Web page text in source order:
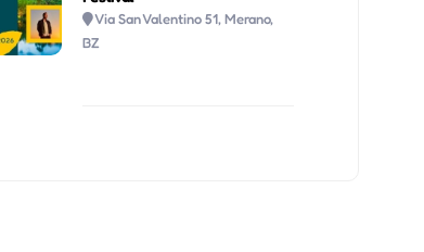
Via San Valentino 51, Merano,
BZ